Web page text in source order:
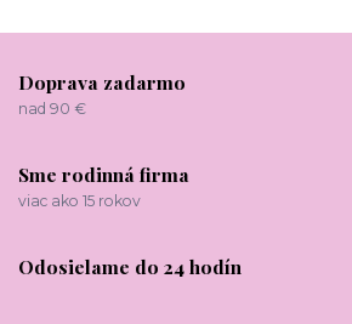
Doprava zadarmo
nad 90 €
Sme rodinná firma
viac ako 15 rokov
Odosielame do 24 hodín